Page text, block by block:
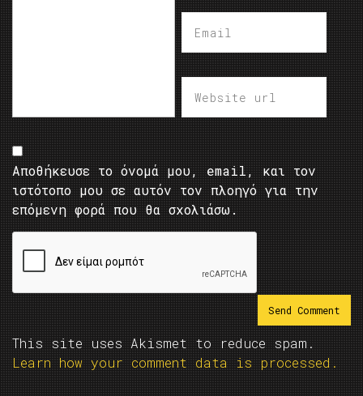
Αποθήκευσε το όνομά μου, email, και τον
ιστότοπο μου σε αυτόν τον πλοηγό για την
επόμενη φορά που θα σχολιάσω.
This site uses Akismet to reduce spam.
Learn how your comment data is processed.